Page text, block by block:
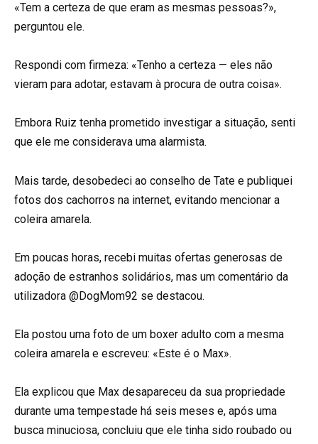
«Tem a certeza de que eram as mesmas pessoas?»,
perguntou ele.
Respondi com firmeza: «Tenho a certeza — eles não
vieram para adotar, estavam à procura de outra coisa».
Embora Ruiz tenha prometido investigar a situação, senti
que ele me considerava uma alarmista.
Mais tarde, desobedeci ao conselho de Tate e publiquei
fotos dos cachorros na internet, evitando mencionar a
coleira amarela.
Em poucas horas, recebi muitas ofertas generosas de
adoção de estranhos solidários, mas um comentário da
utilizadora @DogMom92 se destacou.
Ela postou uma foto de um boxer adulto com a mesma
coleira amarela e escreveu: «Este é o Max».
Ela explicou que Max desapareceu da sua propriedade
durante uma tempestade há seis meses e, após uma
busca minuciosa, concluiu que ele tinha sido roubado ou